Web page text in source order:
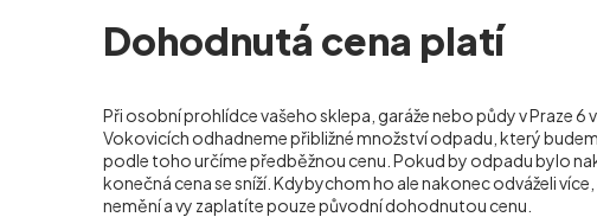
Dohodnutá cena platí
Při osobní prohlídce vašeho sklepa, garáže nebo půdy v Praze 6
Vokovicích odhadneme přibližné množství odpadu, který
podle toho určíme předběžnou cenu. Pokud by odpadu bylo
konečná cena se sníží. Kdybychom ho ale nakonec odváželi
nemění a vy zaplatíte pouze původní dohodnutou cenu.